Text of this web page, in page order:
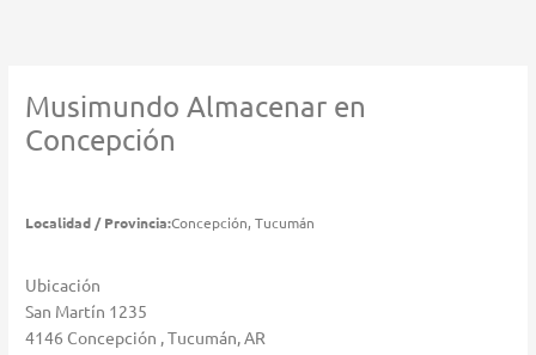
MusimundoAlmacenar en
Concepción
Localidad / Provincia:Concepción, Tucumán
Ubicación
San Martín 1235
4146 Concepción , Tucumán, AR